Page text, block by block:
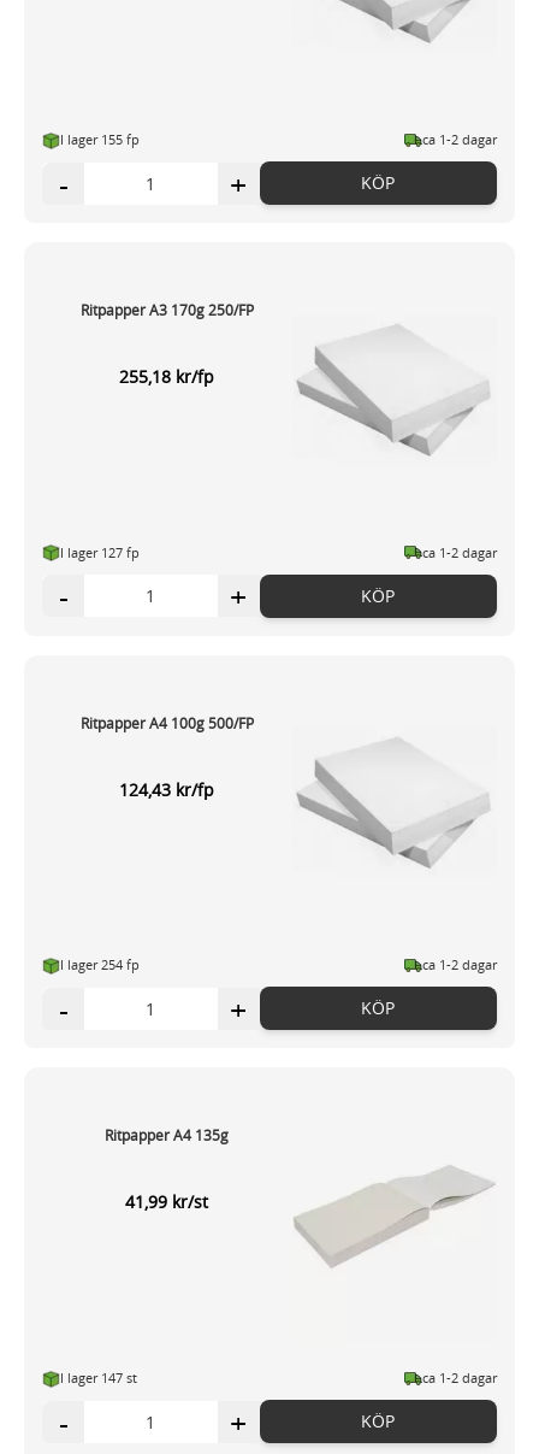
I lager 155 fp ca 1-2 dagar
- + KÖP
Ritpapper A3 170g 250/FP
255,18 kr/fp
I lager 127 fp ca 1-2 dagar
- + KÖP
Ritpapper A4 100g 500/FP
124,43 kr/fp
I lager 254 fp ca 1-2 dagar
- + KÖP
Ritpapper A4 135g
41,99 kr/st
I lager 147 st ca 1-2 dagar
- + KÖP